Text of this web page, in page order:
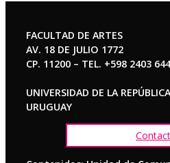
FACULTAD DE ARTES
AV. 18 DE JULIO 1772
CP. 11200 – TEL. +598 2403
UNIVERSIDAD DE LA REPÚBLICA
URUGUAY